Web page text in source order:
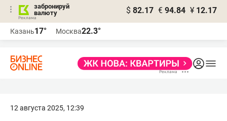
забронируй
валюту
$ 82.17 € 94.84 ¥ 12.17
Казань17° Москва22.3°
12 августа 2025, 12:39